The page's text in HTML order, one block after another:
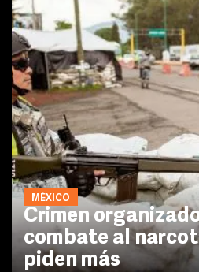
MÉXICO
Crimen
combate al
piden más